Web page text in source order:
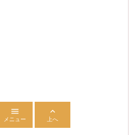

メニュー

上へ